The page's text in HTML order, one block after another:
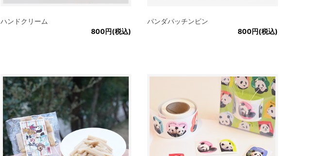
ハンドクリーム
800円(税込)
パンダパッチンピン
800円(税込)